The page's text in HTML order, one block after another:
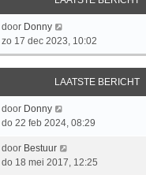
L
a
a
t
t
e
b
r
i
door Donny
zo 17 dec 2023, 10:02
LAATSTE BERICHT
L
a
t
s
door Donny
do 22 feb 2024, 08:29
L
a
door Bestuur
do 18 mei 2017, 12:25